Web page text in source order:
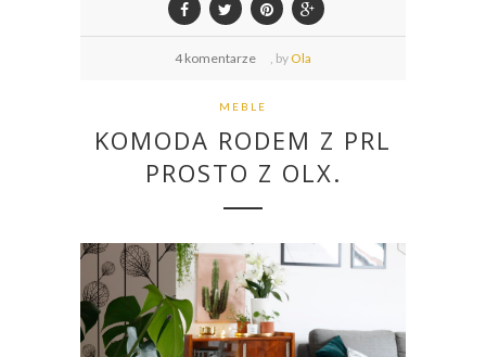
4 komentarze by Ola
MEBLE
KOMODA RODEM Z PRL
PROSTO Z OLX.